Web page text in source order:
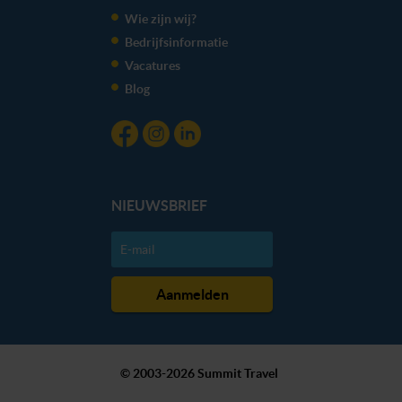
kunnen ontvangen en verwerken.
Wie zijn wij?
Bedrijfsinformatie
Vacatures
Blog
NIEUWSBRIEF
© 2003-2026 Summit Travel